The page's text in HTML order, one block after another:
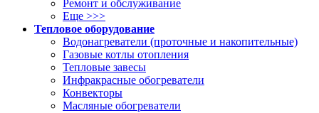
Ремонт и обслуживание
Еще >>>
Тепловое оборудование
Водонагреватели (проточные и накопительные)
Газовые котлы отопления
Тепловые завесы
Инфракрасные обогреватели
Конвекторы
Масляные обогреватели